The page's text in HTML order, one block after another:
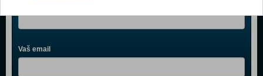
Vaš email